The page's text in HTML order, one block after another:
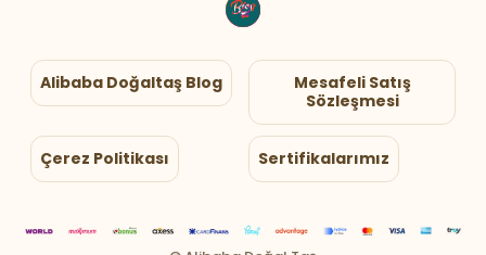
Alibaba Doğaltaş Blog
Mesafeli Satış
Sözleşmesi
Çerez Politikası Sertifikalarımız